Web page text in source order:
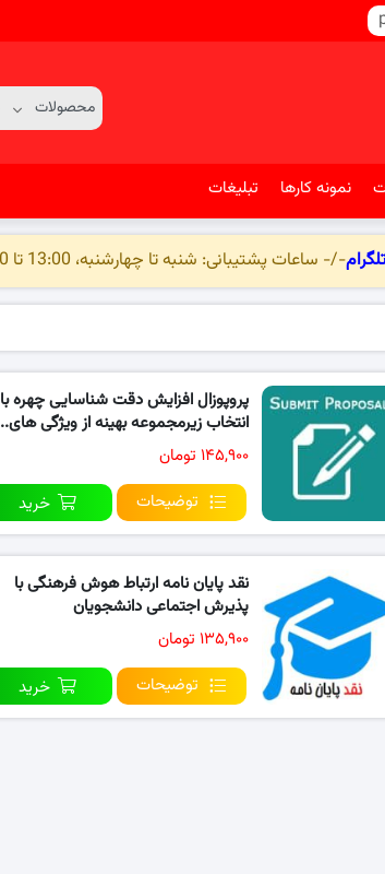
نمونه کارها تبلیغات
-/- ساعات پشتیبانی: شنبه تا چهارشنبه، 13:00 تا 01:00 -/-
پروپوزال افزایش دقت شناسایی چهره با
انتخاب زیرمجموعه بهینه از ویژگی های..
۱۴۵,۹۰۰ تومان
توضیحات
خرید
نقد پایان نامه ارتباط هوش فرهنگی با
پذیرش اجتماعی دانشجویان
۱۳۵,۹۰۰ تومان
توضیحات
خرید